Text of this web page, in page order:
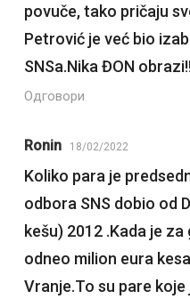
povuče, tako pričaju
Petrović je već bio
SNSa.Nika ĐON
Одговори
Ronin 18/02/2022
Koliko para je
odbora SNS dobio od
kešu) 2012 .Kada je
odneo milion eura
Vranje.To su pare